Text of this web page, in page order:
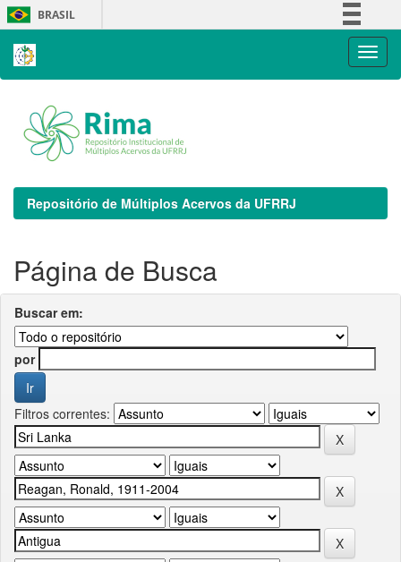
Skip
navigation
BRASIL
Repositório de Múltiplos Acervos da UFRRJ
Página de Busca
Buscar em:
por
Filtros correntes: